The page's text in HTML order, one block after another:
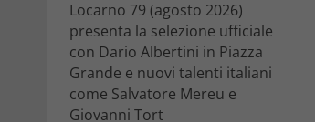
Locarno 79 (agosto 2026)
presenta la selezione ufficiale
con Dario Albertini in Piazza
Grande e nuovi talenti italiani
come Salvatore Mereu e
Giovanni Tort